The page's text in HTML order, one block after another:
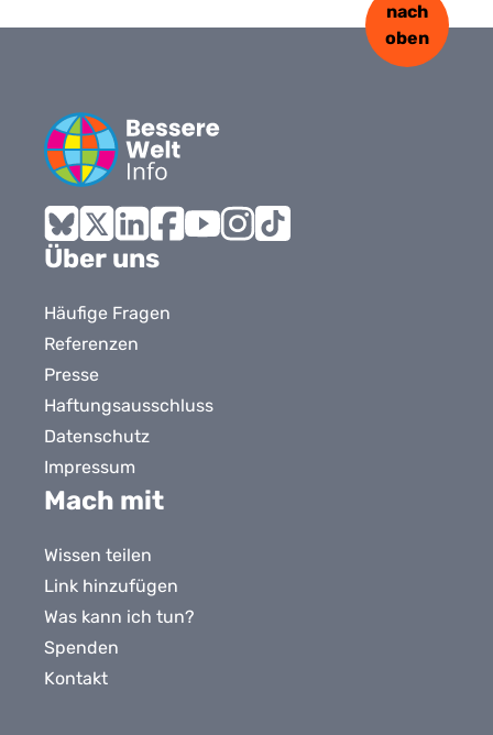
Bluesky
X LinkedInFacebook
nach
oben
Über uns
Häufige Fragen
Referenzen
Presse
Haftungsausschluss
Datenschutz
Impressum
Mach mit
Wissen teilen
Link hinzufügen
Was kann ich tun?
Spenden
Kontakt